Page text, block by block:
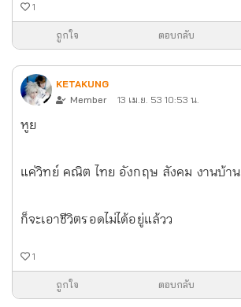
1
ถูกใจ ตอบกลับ
KETAKUNG
Member
13 เม.ย. 53 10:53 น.
หูย
แค่วิทย์ คณิต ไทย อังกฤษ สังคม งานบ้าน
ก็จะเอาชีวิตรอดไม่ได้อยู่แล้วว
1
ถูกใจ ตอบกลับ